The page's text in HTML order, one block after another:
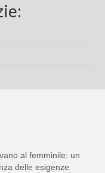
al femminile: un
delle esigenze